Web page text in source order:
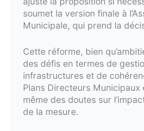
soumet la version finale à
Municipale, qui prend la
Cette réforme, bien
des défis en termes de
infrastructures et de
Plans Directeurs Municipaux
même des doutes sur
de la mesure.